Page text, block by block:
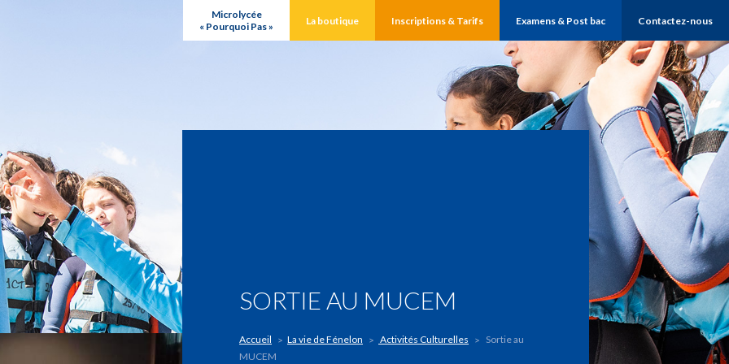
Microlycée
« Pourquoi Pas »
La boutique Inscriptions & Tarifs Examens & Post bac Contactez-nous
SORTIE AU MUCEM
Accueil La vie de Fénelon Activités Culturelles
Sortie au
MUCEM